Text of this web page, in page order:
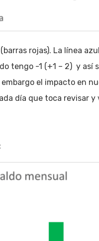
rojas). La línea
tengo -1 (+1 – 2) y así
el impacto en
día que toca revisar y